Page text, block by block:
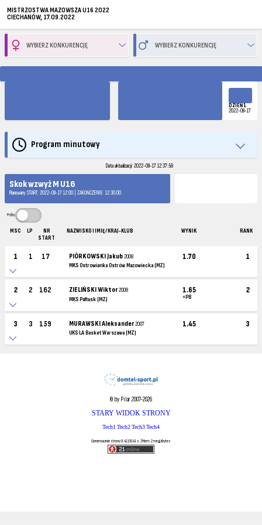
MISTRZOSTWA MAZOWSZA U16 2022
CIECHANÓW, 17.09.2022
DZIEŃ 1
2022-09-17
Program minutowy
Data aktualizacji: 2022-09-17 12:37:58
Skok wzwyż M U16
Planowany START: 2022-09-17 12:00 | ZAKOŃCZENIE: 12:30:00
Próby
MSC LP
NR
START
NAZWISKO I IMIĘ / KRAJ-KLUB WYNIK RANK
1 1 17 PIÓRKOWSKI Jakub2008
MKS Ostrowianka Ostrów Mazowiecka (MZ)
1.70 1
2 2 162 ZIELIŃSKI Wiktor2008
MKS Pułtusk (MZ)
1.65
=PB
2
3 3 159 MURAWSKI Aleksander2007
UKS LA Basket Warszawa (MZ)
1.45 3
© by Pilar 2007-2026
STARY WIDOK STRONY
Tech1Tech2Tech3Tech4
Generowanie strony 0.4119141 s. | Mem: 2 megabytes